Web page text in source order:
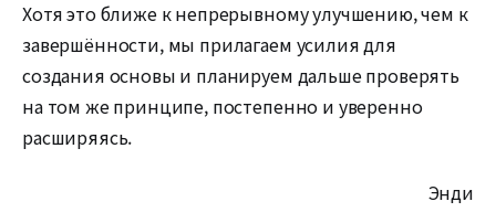
Хотя это ближе к непрерывному улучшению, чем к
завершённости, мы прилагаем усилия для
создания основы и планируем дальше проверять
на том же принципе, постепенно и уверенно
расширяясь.
Энди